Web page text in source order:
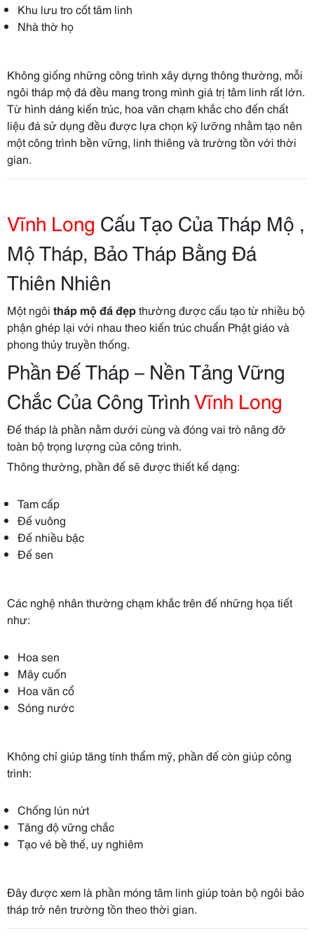
Khu lưu tro cốt tâm linh
Nhà thờ họ
Không giống những công trình xây dựng thông thường, mỗi
ngôi tháp mộ đá đều mang trong mình giá trị tâm linh rất lớn.
Từ hình dáng kiến trúc, hoa văn chạm khắc cho đến chất
liệu đá sử dụng đều được lựa chọn kỹ lưỡng nhằm tạo nên
một công trình bền vững, linh thiêng và trường tồn với thời
gian.
Vĩnh Long Cấu Tạo Của Tháp Mộ ,
Mộ Tháp, Bảo Tháp Bằng Đá
Thiên Nhiên
Một ngôi tháp mộ đá đẹpthường được cấu tạo từ nhiều bộ
phận ghép lại với nhau theo kiến trúc chuẩn Phật giáo và
phong thủy truyền thống.
Phần Đế Tháp – Nền Tảng Vững
Chắc Của Công TrìnhVĩnh Long
Đế tháp là phần nằm dưới cùng và đóng vai trò nâng đỡ
toàn bộ trọng lượng của công trình.
Thông thường, phần đế sẽ được thiết kế dạng:
Tam cấp
Đế vuông
Đế nhiều bậc
Đế sen
Các nghệ nhân thường chạm khắc trên đế những họa tiết
như:
Hoa sen
Mây cuốn
Hoa văn cổ
Sóng nước
Không chỉ giúp tăng tính thẩm mỹ, phần đế còn giúp công
trình:
Chống lún nứt
Tăng độ vững chắc
Tạo vẻ bề thế, uy nghiêm
Đây được xem là phần móng tâm linh giúp toàn bộ ngôi bảo
tháp trở nên trường tồn theo thời gian.